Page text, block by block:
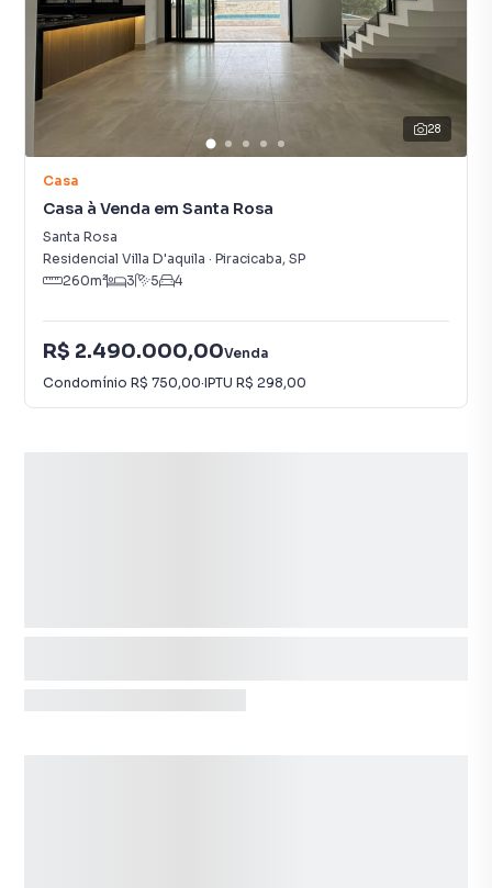
28
Casa
Casa à Venda em Santa Rosa
Santa Rosa
Residencial Villa D'aquila · Piracicaba, SP
260m² 3 5 4
R$ 2.490.000,00Venda
Condomínio R$ 750,00·IPTU R$ 298,00